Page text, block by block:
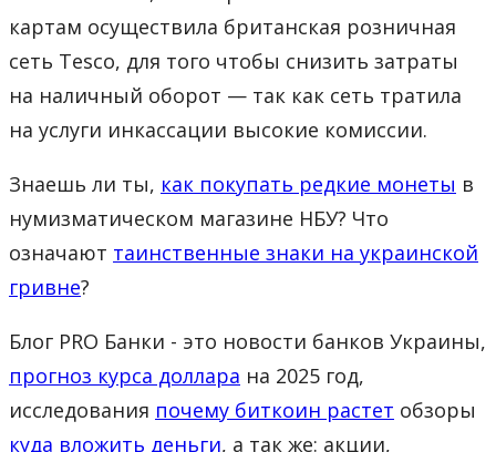
картам осуществила британская розничная
сеть Tesco, для того чтобы снизить затраты
на наличный оборот — так как сеть тратила
на услуги инкассации высокие комиссии.
Знаешь ли ты, как покупать редкие монеты в
нумизматическом магазине НБУ? Что
означают таинственные знаки на украинской
гривне?
Блог PRO Банки - это новости банков Украины,
прогноз курса доллара на 2025 год,
исследования почему биткоин растет обзоры
куда вложить деньги, а так же: акции,